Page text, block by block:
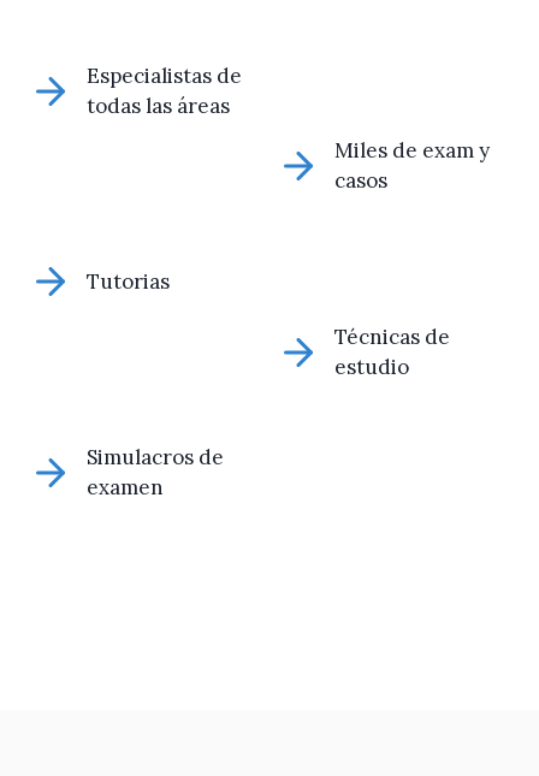
Especialistas de
todas las áreas
Miles de exam y
casos
Tutorias
Técnicas de
estudio
Simulacros de
examen